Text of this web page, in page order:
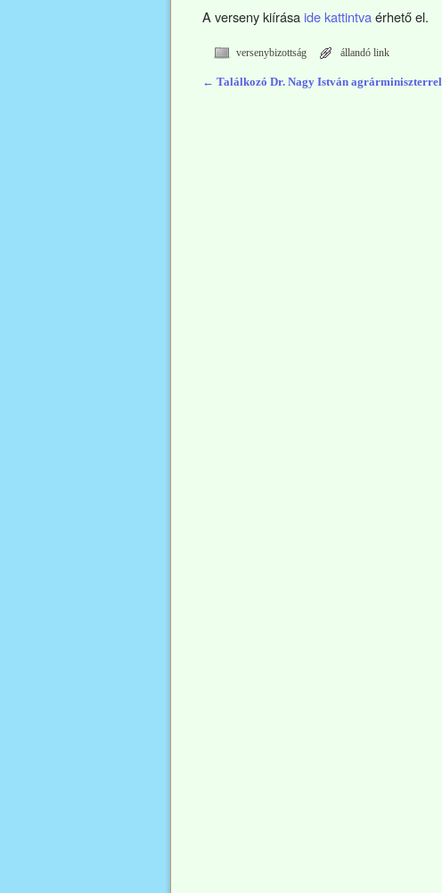
A verseny kiírása ide kattintvaérhető el.
versenybizottság állandó link
Bejegyzés navigáció
← Találkozó Dr. Nagy István agrárminiszterrel